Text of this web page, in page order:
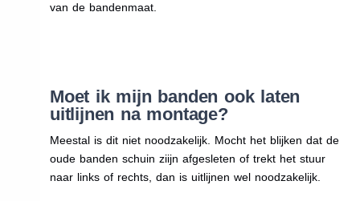
van de bandenmaat.
Moet ik mijn banden ook laten
uitlijnen na montage?
Meestal is dit niet noodzakelijk. Mocht het blijken dat de
oude banden schuin ziijn afgesleten of trekt het stuur
naar links of rechts, dan is uitlijnen wel noodzakelijk.